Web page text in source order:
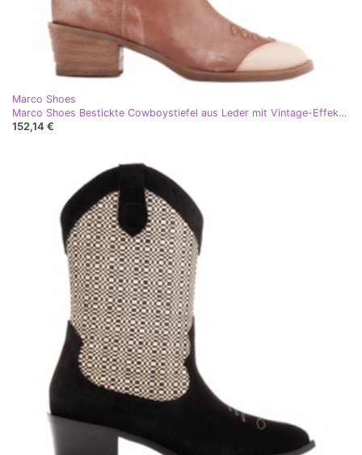
Marco Shoes
Marco Shoes Bestickte Cowboystiefel aus Leder mit Vintage-Effekt beige braun
152,14 €